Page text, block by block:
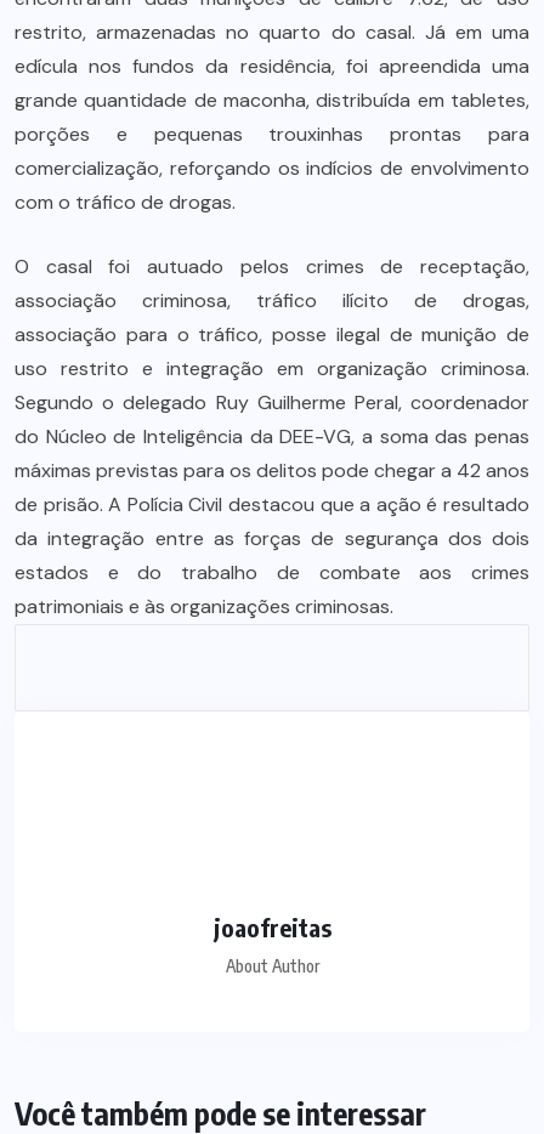
restrito, armazenadas no quarto do casal. Já em uma
edícula nos fundos da residência, foi apreendida uma
grande quantidade de maconha, distribuída em tabletes,
porções e pequenas trouxinhas prontas para
comercialização, reforçando os indícios de envolvimento
com o tráfico de drogas.
O casal foi autuado pelos crimes de receptação,
associação criminosa, tráfico ilícito de drogas,
associação para o tráfico, posse ilegal de munição de
uso restrito e integração em organização criminosa.
Segundo o delegado Ruy Guilherme Peral, coordenador
do Núcleo de Inteligência da DEE-VG, a soma das penas
máximas previstas para os delitos pode chegar a 42 anos
de prisão. A Polícia Civil destacou que a ação é resultado
da integração entre as forças de segurança dos dois
estados e do trabalho de combate aos crimes
patrimoniais e às organizações criminosas.
joaofreitas
About Author
Você também pode se interessar